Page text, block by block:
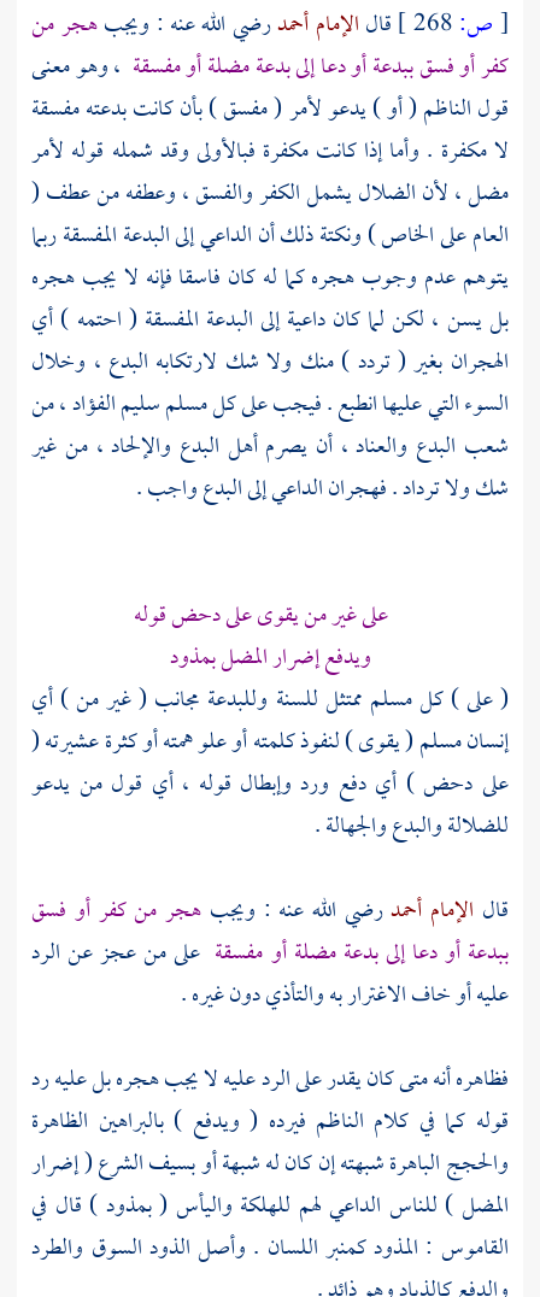
[ص: قالالإمام أحمدرضي الله عنه : ويجبهجر من
كفر أو فسق ببدعة أو دعا إلى بدعة مضلة أو مفسقة ، وهو معنى
قولالناظم( أو ) يدعو لأمر ( مفسق ) بأن كانت بدعته مفسقة
لا مكفرة . وأما إذا كانت مكفرة فبالأولى وقد شمله قوله لأمر
مضل ، لأن الضلال يشمل الكفر والفسق ، وعطفه من عطف (
العام على الخاص ) ونكتة ذلك أن الداعي إلى البدعة المفسقة ربما
يتوهم عدم وجوب هجره كما له كان فاسقا فإنه لا يجب هجره
بل يسن ، لكن لما كان داعية إلى البدعة المفسقة ( احتمه ) أي
الهجران بغير ( تردد ) منك ولا شك لارتكابه البدع ، وخلال
السوء التي عليها انطبع . فيجب على كل مسلم سليم الفؤاد ، من
شعب البدع والعناد ، أن يصرم أهل البدع والإلحاد ، من غير
شك ولا ترداد . فهجران الداعي إلى البدع واجب .
على غير من يقوى على دحض قوله
ويدفع إضرار المضل بمذود
( على ) كل مسلم ممتثل للسنة وللبدعة مجانب ( غير من ) أي
إنسان مسلم ( يقوى ) لنفوذ كلمته أو علو همته أو كثرة عشيرته (
على دحض ) أي دفع ورد وإبطال قوله ، أي قول من يدعو
للضلالة والبدع والجهالة .
قال الإمام أحمدرضي الله عنه : ويجب هجر من كفر أو فسق
ببدعة أو دعا إلى بدعة مضلة أو مفسقة على من عجز عن الرد
عليه أو خاف الاغترار به والتأذي دون غيره .
فظاهره أنه متى كان يقدر على الرد عليه لا يجب هجره بل عليه رد
قوله كما في كلام الناظم فيرده ( ويدفع ) بالبراهين الظاهرة
والحجج الباهرة شبهته إن كان له شبهة أو بسيف الشرع ( إضرار
المضل ) للناس الداعي لهم للهلكة واليأس ( بمذود ) قال في
القاموس : المذود كمنبر اللسان . وأصل الذود السوق والطرد